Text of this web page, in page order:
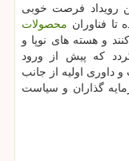
رویداد فرصت خوبی
تا فناوران محصولات
و هسته های نوپا و
كه پیش از ورود
اولیه از جانب
گذاران و سیاست